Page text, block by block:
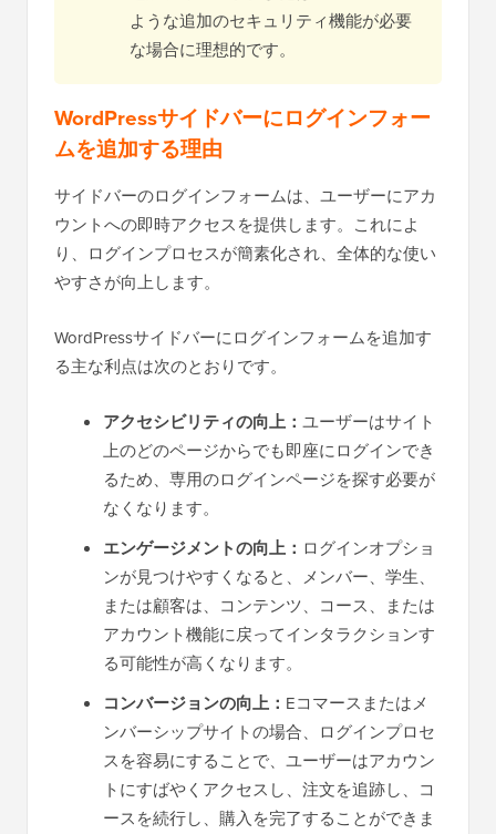
ような追加のセキュリティ機能が必要
な場合に理想的です。
WordPressサイドバーにログインフォー
ムを追加する理由
サイドバーのログインフォームは、ユーザーにアカ
ウントへの即時アクセスを提供します。これによ
り、ログインプロセスが簡素化され、全体的な使い
やすさが向上します。
WordPressサイドバーにログインフォームを追加す
る主な利点は次のとおりです。
アクセシビリティの向上： ユーザーはサイト
上のどのページからでも即座にログインでき
るため、専用のログインページを探す必要が
なくなります。
エンゲージメントの向上： ログインオプショ
ンが見つけやすくなると、メンバー、学生、
または顧客は、コンテンツ、コース、または
アカウント機能に戻ってインタラクションす
る可能性が高くなります。
コンバージョンの向上： Eコマースまたはメ
ンバーシップサイトの場合、ログインプロセ
スを容易にすることで、ユーザーはアカウン
トにすばやくアクセスし、注文を追跡し、コ
ースを続行し、購入を完了することができま